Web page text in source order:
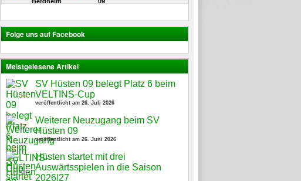
Folge uns auf Facebook
Meistgelesene Artikel
SV Hüsten 09 belegt Platz 6 beim
VELTINS-Cup
veröffentlicht am 26. Juli 2026
Weiterer Neuzugang beim SV
Hüsten 09
veröffentlicht am 26. Juni 2026
Hüsten startet mit drei
Auswärtsspielen in die Saison
2026|27